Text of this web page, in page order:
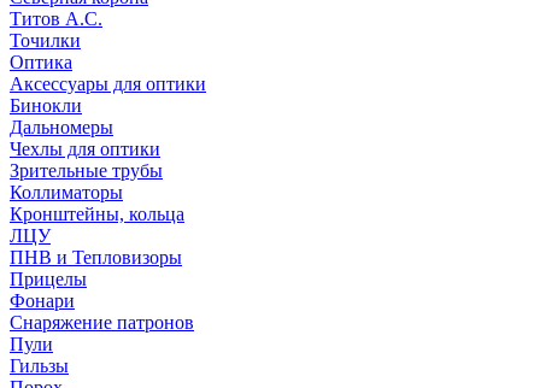
Титов А.С.
Точилки
Оптика
Аксессуары для оптики
Бинокли
Дальномеры
Чехлы для оптики
Зрительные трубы
Коллиматоры
Кронштейны, кольца
ЛЦУ
ПНВ и Тепловизоры
Прицелы
Фонари
Снаряжение патронов
Пули
Гильзы